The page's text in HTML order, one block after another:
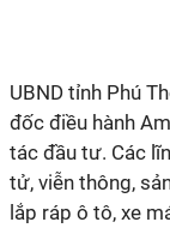
UBND tỉnh Phú
đốc điều hành
tác đầu tư. Các
tử, viễn thông,
lắp ráp ô tô, xe